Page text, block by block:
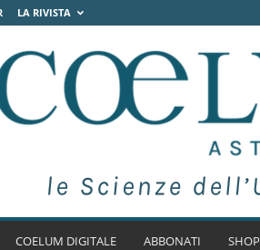
LA RIVISTA
COELUM DIGITALE ABBONATI SHOP